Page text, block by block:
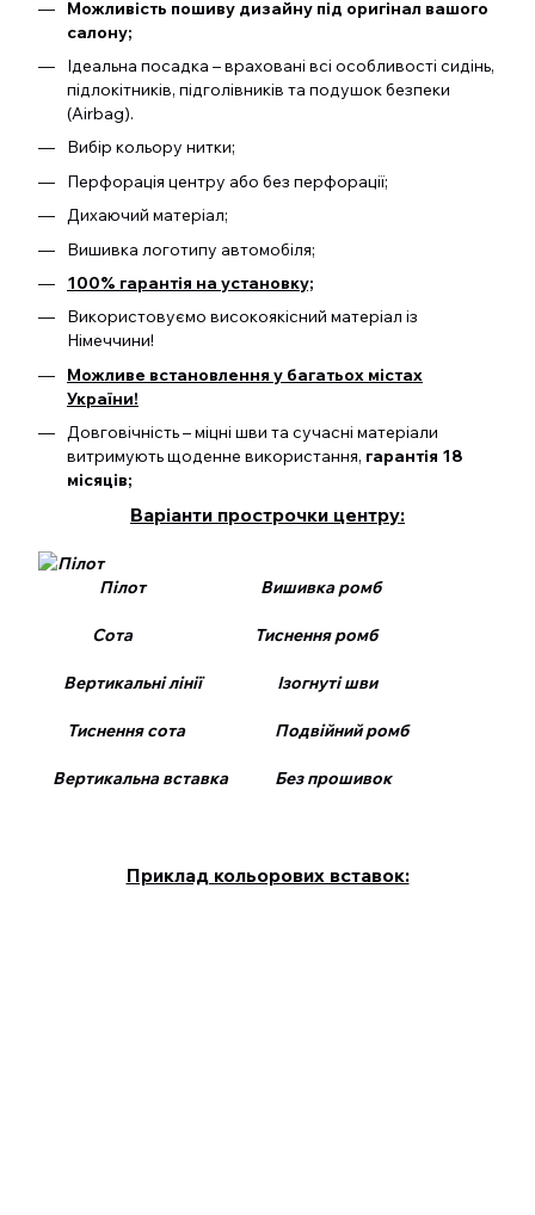
Можливість пошиву дизайну під оригінал вашого
салону;
Ідеальна посадка – враховані всі особливості сидінь,
підлокітників, підголівників та подушок безпеки
(Airbag).
Вибір кольору нитки;
Перфорація центру або без перфорації;
Дихаючий матеріал;
Вишивка логотипу автомобіля;
100% гарантія на установку;
Використовуємо високоякісний матеріал із
Німеччини!
Можливе встановлення у багатьох містах
України!
Довговічність – міцні шви та сучасні матеріали
витримують щоденне використання, гарантія 18
місяців;
Варіанти прострочки центру:
Пілот Вишивка ромб
Сота Тиснення ромб
Вертикальні лінії Ізогнуті шви
Тиснення сота Подвійний ромб
Вертикальна вставка Без прошивок
Приклад кольорових вставок: